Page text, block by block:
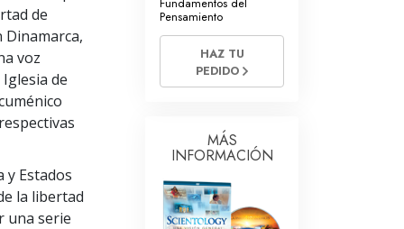
Voluntarios de Scientology
de
Dinamarca,
voz
de
Estados
la libertad
una serie
Fundamentos del
Pensamiento
HAZ TU
PEDIDO
MÁS
INFORMACIÓN